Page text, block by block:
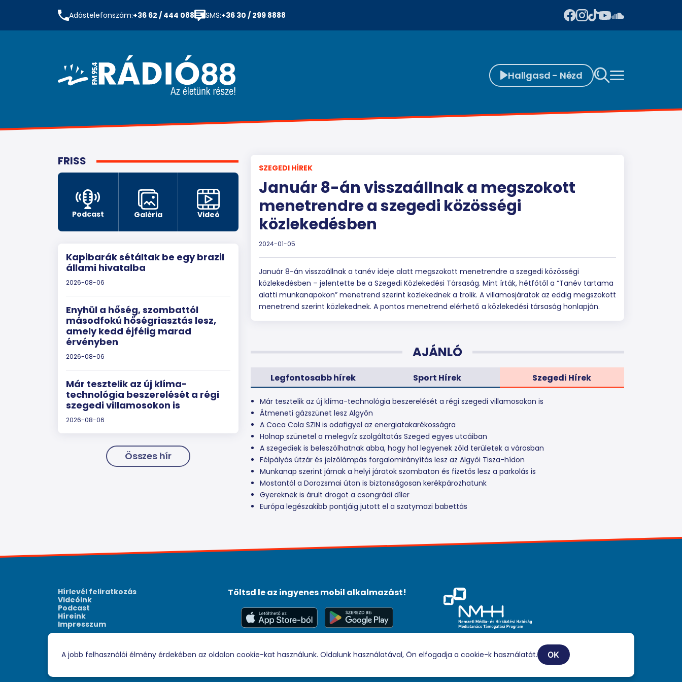
Adástelefonszám:+36 62 / 444 088 SMS:+36 30 / 299 8888
Hallgasd - Nézd
FRISS
Podcast Galéria Videó
Kapibarák sétáltak be egy brazil
állami hivatalba
2026-08-06
Enyhül a hőség, szombattól
másodfokú hőségriasztás lesz,
amely kedd éjfélig marad
érvényben
2026-08-06
Már tesztelik az új klíma-
technológia beszerelését a régi
szegedi villamosokon is
2026-08-06
Összes hír
SZEGEDI HÍREK
Január 8-án visszaállnak a megszokott
menetrendre a szegedi közösségi
közlekedésben
2024-01-05
Január 8-án visszaállnak a tanév ideje alatt megszokott menetrendre a szegedi közösségi
közlekedésben – jelentette be a Szegedi Közlekedési Társaság. Mint írták, hétfőtől a “Tanév tartama
alatti munkanapokon” menetrend szerint közlekednek a trolik. A villamosjáratok az eddig megszokott
menetrend szerint közlekednek. A pontos menetrend elérhető a közlekedési társaság honlapján.
AJÁNLÓ
Legfontosabb hírek Sport Hírek Szegedi Hírek
Már tesztelik az új klíma-technológia beszerelését a régi szegedi villamosokon is
Átmeneti gázszünet lesz Algyőn
A Coca Cola SZIN is odafigyel az energiatakarékosságra
Holnap szünetel a melegvíz szolgáltatás Szeged egyes utcáiban
A szegediek is beleszólhatnak abba, hogy hol legyenek zöld területek a városban
Félpályás útzár és jelzőlámpás forgalomirányítás lesz az Algyői Tisza-hídon
Munkanap szerint járnak a helyi járatok szombaton és fizetős lesz a parkolás is
Mostantól a Dorozsmai úton is biztonságosan kerékpározhatunk
Gyereknek is árult drogot a csongrádi díler
Európa legészakibb pontjáig jutott el a szatymazi babettás
Hírlevél feliratkozás
Videóink
Podcast
Híreink
Impresszum
Töltsd le az ingyenes mobil alkalmazást!
Támogatási Program keretében támogatja.
A jobb felhasználói élmény érdekében az oldalon cookie-kat használunk. Oldalunk használatával, Ön elfogadja a cookie-k használatát. OK